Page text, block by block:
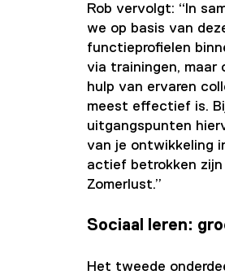
Rob vervolgt: “In
we op basis van
functieprofielen
via trainingen, maar
hulp van ervaren
meest effectief is.
uitgangspunten
van je ontwikkeling
actief betrokken zijn
Zomerlust.”
Sociaal leren:
Het tweede